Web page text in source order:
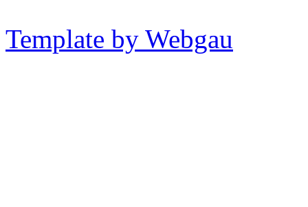
Template by Webgau